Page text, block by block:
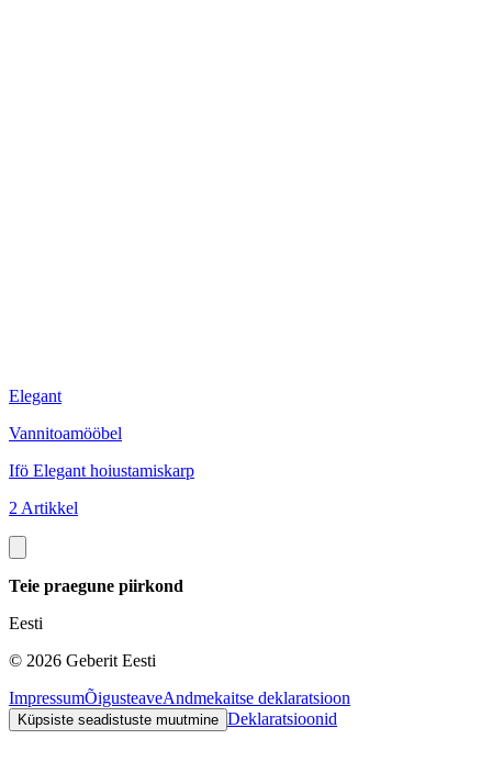
Elegant
Vannitoamööbel
Ifö Elegant hoiustamiskarp
2 Artikkel
Teie praegune piirkond
Eesti
© 2026 Geberit Eesti
ImpressumÕigusteaveAndmekaitse deklaratsioon
Küpsiste seadistuste muutmine Deklaratsioonid